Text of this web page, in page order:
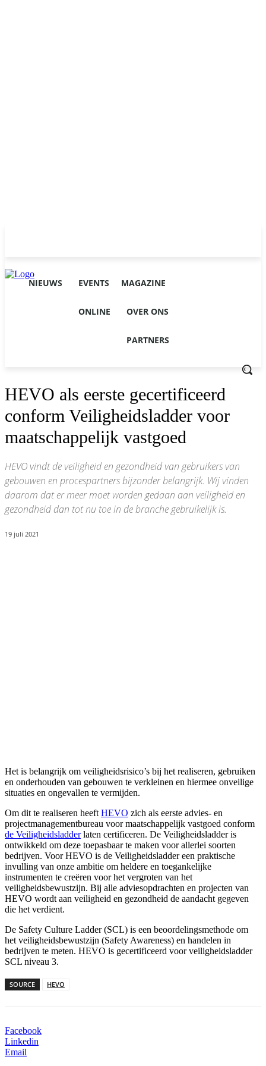
NIEUWS EVENTS MAGAZINE
ONLINE OVER ONS
PARTNERS
HEVO als eerste gecertificeerd
conform Veiligheidsladder voor
maatschappelijk vastgoed
HEVO vindt de veiligheid en gezondheid van gebruikers van
gebouwen en procespartners bijzonder belangrijk. Wij vinden
daarom dat er meer moet worden gedaan aan veiligheid en
gezondheid dan tot nu toe in de branche gebruikelijk is.
19 juli 2021
Het is belangrijk om veiligheidsrisico’s bij het realiseren, gebruiken
en onderhouden van gebouwen te verkleinen en hiermee onveilige
situaties en ongevallen te vermijden.
Om dit te realiseren heeft HEVO zich als eerste advies- en
projectmanagementbureau voor maatschappelijk vastgoed conform
de Veiligheidsladderlaten certificeren. De Veiligheidsladder is
ontwikkeld om deze toepasbaar te maken voor allerlei soorten
bedrijven. Voor HEVO is de Veiligheidsladder een praktische
invulling van onze ambitie om heldere en toegankelijke
instrumenten te creëren voor het vergroten van het
veiligheidsbewustzijn. Bij alle adviesopdrachten en projecten van
HEVO wordt aan veiligheid en gezondheid de aandacht gegeven
die het verdient.
De Safety Culture Ladder (SCL) is een beoordelingsmethode om
het veiligheidsbewustzijn (Safety Awareness) en handelen in
bedrijven te meten. HEVO is gecertificeerd voor veiligheidsladder
SCL niveau 3.
SOURCE HEVO
Facebook
Linkedin
Email